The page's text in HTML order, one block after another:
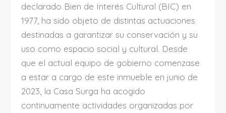
declarado Bien de Interés Cultural (BIC) en
1977, ha sido objeto de distintas actuaciones
destinadas a garantizar su conservación y su
uso como espacio social y cultural. Desde
que el actual equipo de gobierno comenzase
a estar a cargo de este inmueble en junio de
2023, la Casa Surga ha acogido
continuamente actividades organizadas por